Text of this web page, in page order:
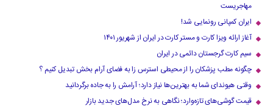
مهاجریست
ایران کمپانی رونمایی شد!
آغاز ارائه ویزا کارت و مستر کارت در ایران از شهریور ۱۴۰۱
سیم کارت گرجستان دائمی در ایران
چگونه مطب پزشکان را از محیطی استرس زا به فضای آرام بخش تبدیل کنیم ؟
وقتی هیوندای شما به بهترین‌ها نیاز دارد؛ آرامش را به جاده برگردانید
قیمت گوشی‌های تازه‌وارد؛ نگاهی به نرخ مدل‌های جدید بازار